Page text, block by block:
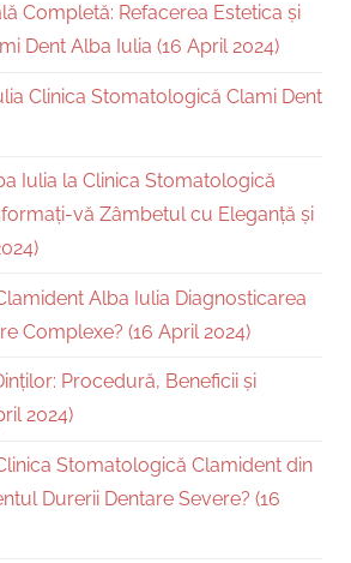
Completă: Refacerea Estetica și
Dent Alba Iulia (16 April 2024)
Clinica Stomatologică Clami Dent
Iulia la Clinica Stomatologică
vă Zâmbetul cu Eleganță și
Alba Iulia Diagnosticarea
Complexe? (16 April 2024)
Procedură, Beneficii și
2024)
Stomatologică Clamident din
Durerii Dentare Severe? (16